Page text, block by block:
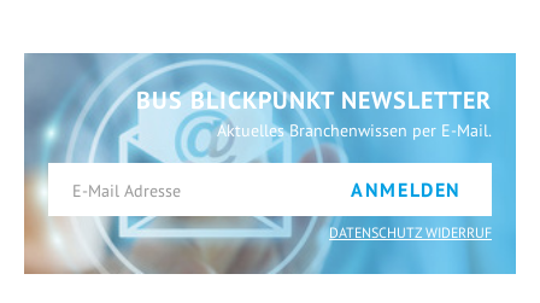
BUS BLICKPUNKT NEWSLETTER
Aktuelles Branchenwissen per E-Mail.
ANMELDEN
DATENSCHUTZ WIDERRUF